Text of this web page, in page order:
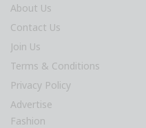
About Us
Contact Us
Join Us
Terms & Conditions
Privacy Policy
Advertise
Fashion